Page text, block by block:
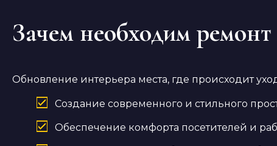
Зачем необходим
Обновление интерьера места, где происходит
Создание современного и стильного
Обеспечение комфорта посетителей и